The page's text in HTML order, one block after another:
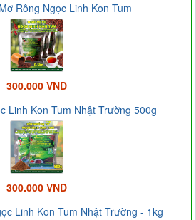
Rông Ngọc Linh Kon Tum
300.000 VND
Linh Kon Tum Nhật Trường 500g
300.000 VND
Linh Kon Tum Nhật Trường - 1kg